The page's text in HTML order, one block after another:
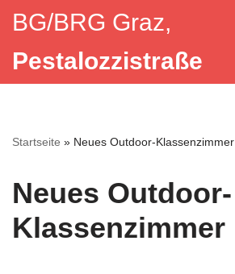
Inhalt
springen
BG/BRG Graz,
Pestalozzistraße
Startseite » Neues Outdoor-Klassenzimmer
Neues Outdoor-
Klassenzimmer